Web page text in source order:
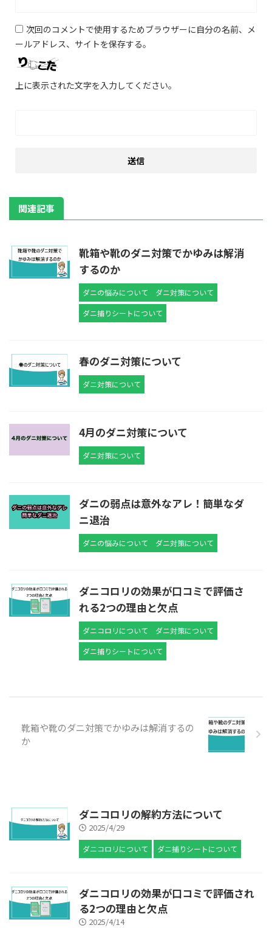
次回のコメントで使用するためブラウザーに自分の名前、メ
ールアドレス、サイトを保存する。
上に表示された文字を入力してください。
関連記事
靴箱や靴のダニ対策でかゆみは解消
するのか
ダニの悩みについて
ダニ対策について
ダニ捕りシートについて
春のダニ対策について
ダニ対策について
4月のダニ対策について
ダニ対策について
ダニの弱点は意外なアレ！簡単なダ
ニ退治
ダニの悩みについて ダニ対策について
ダニコロリの効果が口コミで評価さ
れる2つの理由と欠点
ダニコロリについて
ダニ対策について
ダニ捕りシートについて
靴箱や靴のダニ対策でかゆみは解消するの
か
ダニコロリの解約方法について
2025/4/29
ダニコロリについて ダニ捕りシートについて
ダニコロリの効果が口コミで評価され
る2つの理由と欠点
2025/4/14